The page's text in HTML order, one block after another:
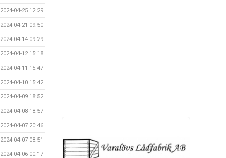
2024-04-25 12:29
2024-04-21 09:50
2024-04-14 09:29
2024-04-12 15:18
2024-04-11 15:47
2024-04-10 15:42
2024-04-09 18:52
2024-04-08 18:57
2024-04-07 20:46
2024-04-07 08:51
2024-04-06 00:17